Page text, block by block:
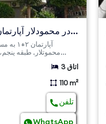
3 اتاق
110 m²
تلفن
WhatsApp